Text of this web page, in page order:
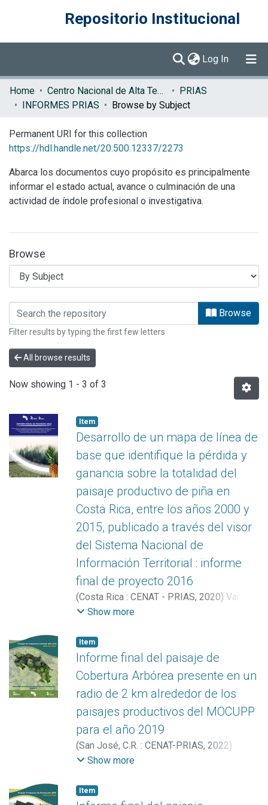
Repositorio Institucional
Log In (current)
Communities & Collections
Browse DSpace
Home Centro Nacional de Alta Tecnología (CENAT)
PRIAS
INFORMES PRIAS
Browse by Subject
Permanent URI for this collection
https://hdl.handle.net/20.500.12337/2273
Abarca los documentos cuyo propósito es principalmente
informar el estado actual, avance o culminación de una
actividad de índole profesional o investigativa.
Browse
Browsing INFORMES PRIAS byBrowse
Filter results by typing the first few letters
All browse results
Now showing 1 - 3 of 3
Item
Desarrollo de un mapa de línea de
base que identifique la pérdida y
ganancia sobre la totalidad del
paisaje productivo de piña en
Costa Rica, entre los años 2000 y
2015, publicado a través del visor
del Sistema Nacional de
Información Territorial : informe
final de proyecto 2016
(Costa Rica : CENAT - PRIAS, 2020) Vargas
Bolaños, Christian
Ortega Rivera, Marilyn
Show more
Item
Informe final del paisaje de
Cobertura Arbórea presente en un
radio de 2 km alrededor de los
paisajes productivos del MOCUPP
para el año 2019
(San José, C.R. : CENAT-PRIAS, 2022)
Acuña López, Sofía
Hernández, Sofía
Show more
Item